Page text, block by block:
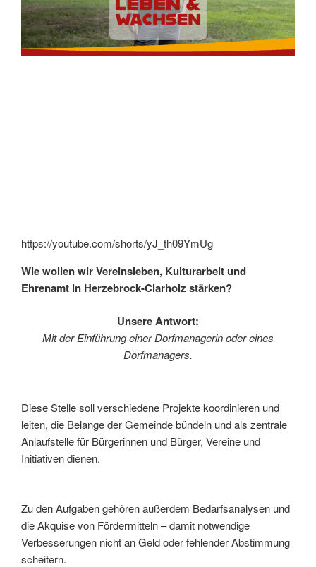
https://youtube.com/shorts/yJ_th09YmUg
Wie wollen wir Vereinsleben, Kulturarbeit und
Ehrenamt in Herzebrock-Clarholz stärken?
Unsere Antwort:
Mit der Einführung einer Dorfmanagerin oder eines
Dorfmanagers.
Diese Stelle soll verschiedene Projekte koordinieren und
leiten, die Belange der Gemeinde bündeln und als zentrale
Anlaufstelle für Bürgerinnen und Bürger, Vereine und
Initiativen dienen.
Zu den Aufgaben gehören außerdem Bedarfsanalysen und
die Akquise von Fördermitteln – damit notwendige
Verbesserungen nicht an Geld oder fehlender Abstimmung
scheitern.